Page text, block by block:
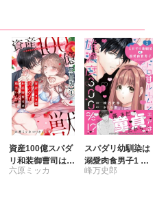
資産100億スパダ
リ和装御曹司は腹
黒い獣～イジワル
六原ミッカ
スパダリ幼馴染は
溺愛肉食男子1 ト
ロ甘ルームシェア
峰万史郎